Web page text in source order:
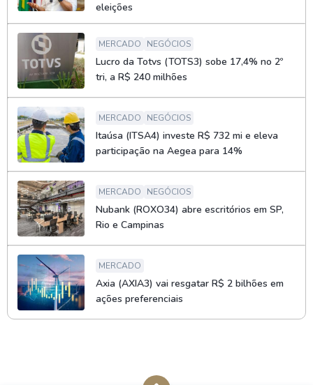
eleições
MERCADO NEGÓCIOS
Lucro da Totvs (TOTS3) sobe 17,4% no 2º
tri, a R$ 240 milhões
MERCADO NEGÓCIOS
Itaúsa (ITSA4) investe R$ 732 mi e eleva
participação na Aegea para 14%
MERCADO NEGÓCIOS
Nubank (ROXO34) abre escritórios em SP,
Rio e Campinas
MERCADO
Axia (AXIA3) vai resgatar R$ 2 bilhões em
ações preferenciais